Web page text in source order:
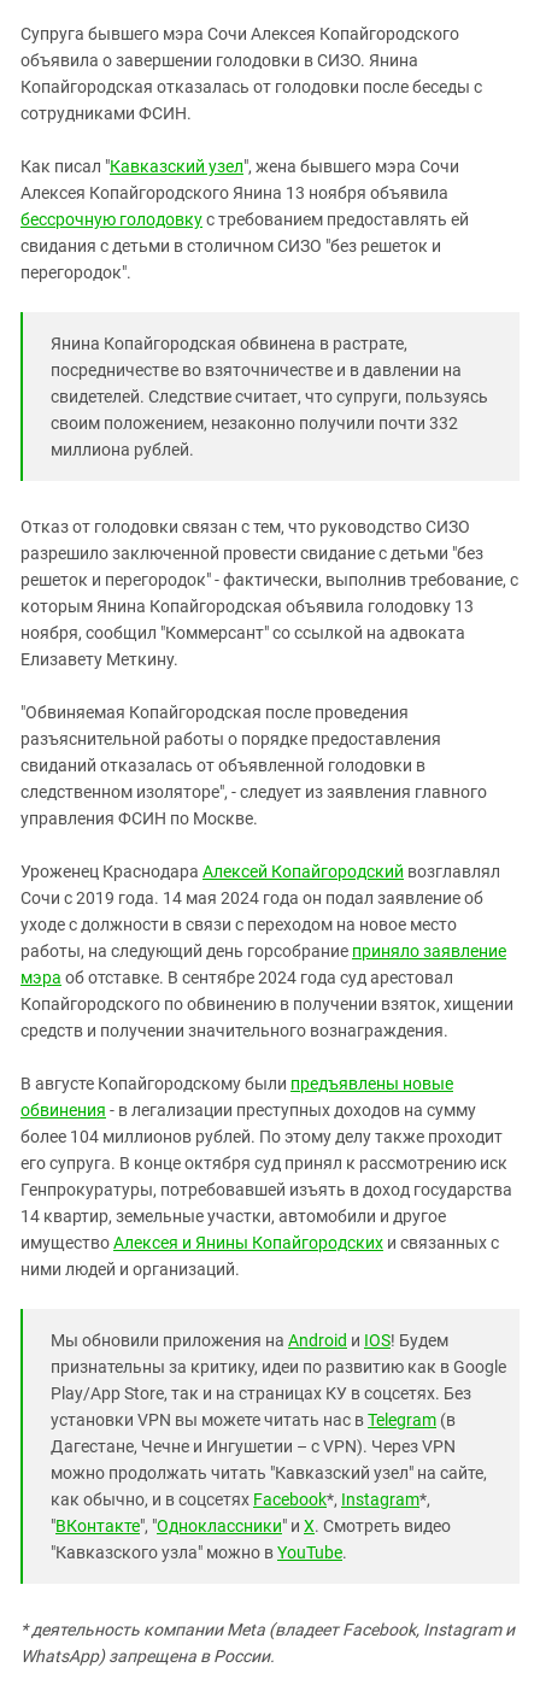
КАВКАЗ ЗА ПАЛЕСТИНУ
ИНАКОМЫСЛИЕ В ЧЕЧНЕ
ПРЕСЛЕДОВАНИЕ АКТИВИСТОВ
Ингушетия
Кабардино-Балкария
Карачаево-Черкесия
Краснодарский край
Нагорный Карабах
Российская Федерация
Северная Осетия - Алания
СКФО
Ставропольский край
ЮФО
Супруга бывшего мэра Сочи Алексея Копайгородского
объявила о завершении голодовки в СИЗО. Янина
Копайгородская отказалась от голодовки после беседы с
сотрудниками ФСИН.
Как писал "Кавказский узел", жена бывшего мэра Сочи
Алексея Копайгородского Янина 13 ноября объявила
бессрочную голодовкус требованием предоставлять ей
свидания с детьми в столичном СИЗО "без решеток и
перегородок".
Янина Копайгородская обвинена в растрате,
посредничестве во взяточничестве и в давлении на
свидетелей. Следствие считает, что супруги, пользуясь
своим положением, незаконно получили почти 332
миллиона рублей.
Отказ от голодовки связан с тем, что руководство СИЗО
разрешило заключенной провести свидание с детьми "без
решеток и перегородок" - фактически, выполнив требование, с
которым Янина Копайгородская объявила голодовку 13
ноября, сообщил "Коммерсант" со ссылкой на адвоката
Елизавету Меткину.
"Обвиняемая Копайгородская после проведения
разъяснительной работы о порядке предоставления
свиданий отказалась от объявленной голодовки в
следственном изоляторе", - следует из заявления главного
управления ФСИН по Москве.
Уроженец Краснодара Алексей Копайгородский возглавлял
Сочи с 2019 года. 14 мая 2024 года он подал заявление об
уходе с должности в связи с переходом на новое место
работы, на следующий день горсобрание приняло заявление
мэра об отставке. В сентябре 2024 года суд арестовал
Копайгородского по обвинению в получении взяток, хищении
средств и получении значительного вознаграждения.
В августе Копайгородскому были предъявлены новые
обвинения - в легализации преступных доходов на сумму
более 104 миллионов рублей. По этому делу также проходит
его супруга. В конце октября суд принял к рассмотрению иск
Генпрокуратуры, потребовавшей изъять в доход государства
14 квартир, земельные участки, автомобили и другое
имуществоАлексея и Янины Копайгородских и связанных с
ними людей и организаций.
Мы обновили приложения на Android и IOS! Будем
признательны за критику, идеи по развитию как в Google
Play/App Store, так и на страницах КУ в соцсетях. Без
установки VPN вы можете читать нас вTelegram (в
Дагестане, Чечне и Ингушетии – с VPN). Через VPN
можно продолжать читать "Кавказский узел" на сайте,
как обычно, и в соцсетях Facebook*, Instagram*,
"ВКонтакте", "Одноклассники" и X. Смотреть видео
"Кавказского узла" можно вYouTube.
* деятельность компании Meta (владеет Facebook, Instagram и
WhatsApp) запрещена в России.